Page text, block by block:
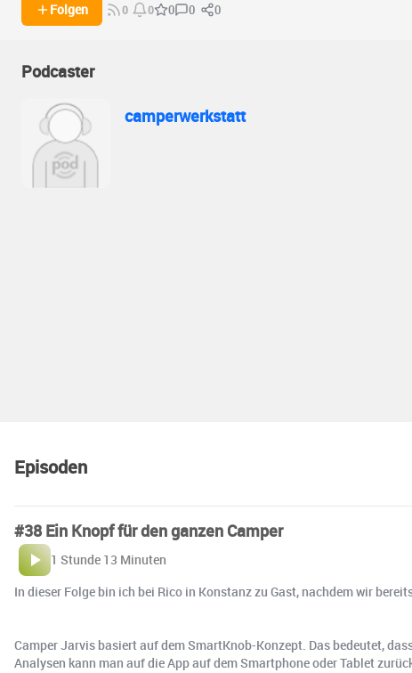
Folgen 0 0 0 0 0
Podcaster
camperwerkstatt
Episoden
#38 Ein Knopf für den ganzen Camper
1 Stunde 13 Minuten
In dieser Folge bin ich bei Rico in Konstanz zu Gast, nachdem wir
Camper Jarvis basiert auf dem SmartKnob-Konzept. Das bedeutet,
Analysen kann man auf die App auf dem Smartphone oder Tablet